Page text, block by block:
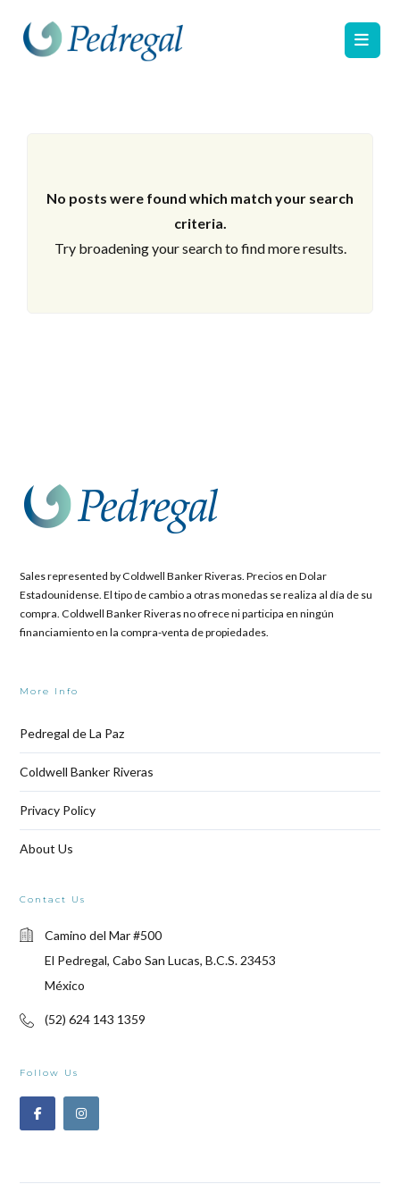
No posts were found which match your search
criteria.
Try broadening your search to find more results.
Sales represented by Coldwell Banker Riveras. Precios en Dolar
Estadounidense. El tipo de cambio a otras monedas se realiza al día de su
compra. Coldwell Banker Riveras no ofrece ni participa en ningún
financiamiento en la compra-venta de propiedades.
More Info
Pedregal de La Paz
Coldwell Banker Riveras
Privacy Policy
About Us
Contact Us
Camino del Mar #500
El Pedregal, Cabo San Lucas, B.C.S. 23453
México
(52) 624 143 1359
Follow Us